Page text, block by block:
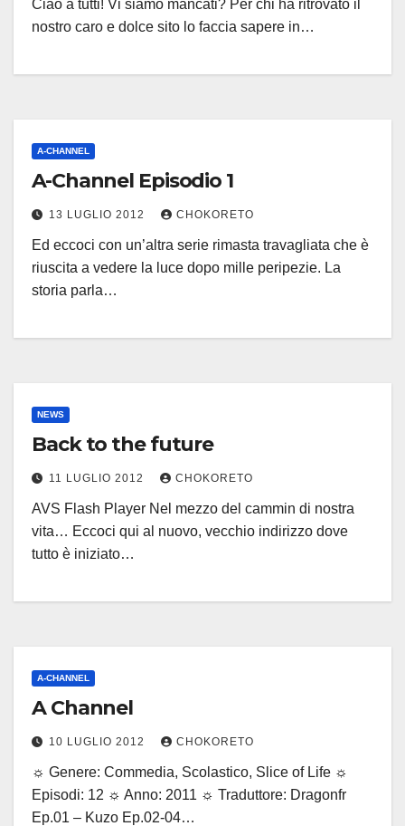
Ciao a tutti! Vi siamo mancati? Per chi ha ritrovato il
nostro caro e dolce sito lo faccia sapere in…
A-CHANNEL
A-Channel Episodio 1
13 LUGLIO 2012 CHOKORETO
Ed eccoci con un’altra serie rimasta travagliata che è
riuscita a vedere la luce dopo mille peripezie. La
storia parla…
NEWS
Back to the future
11 LUGLIO 2012 CHOKORETO
AVS Flash Player Nel mezzo del cammin di nostra
vita… Eccoci qui al nuovo, vecchio indirizzo dove
tutto è iniziato…
A-CHANNEL
A Channel
10 LUGLIO 2012 CHOKORETO
☼ Genere: Commedia, Scolastico, Slice of Life ☼
Episodi: 12 ☼ Anno: 2011 ☼ Traduttore: Dragonfr
Ep.01 – Kuzo Ep.02-04…